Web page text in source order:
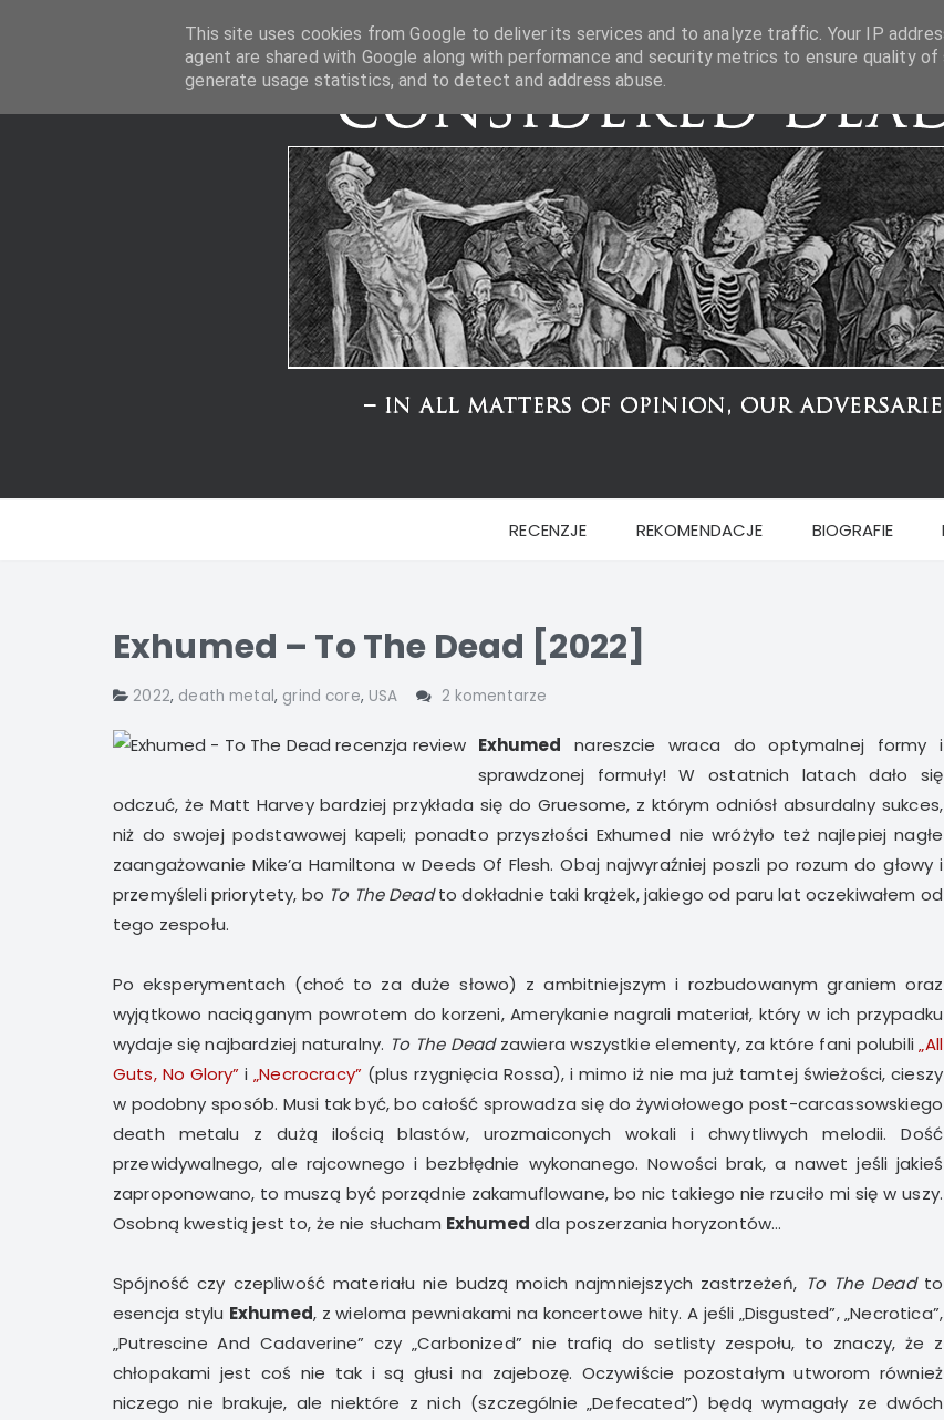
RECENZJE REKOMENDACJE BIOGRAFIE
Exhumed – To The Dead [2022]
2022, death metal, grind core, USA 2 komentarze
Exhumed nareszcie wraca do optymalnej formy i
sprawdzonej formuły! W ostatnich latach dało się
odczuć, że Matt Harvey bardziej przykłada się do Gruesome, z którym odniósł absurdalny sukces,
niż do swojej podstawowej kapeli; ponadto przyszłości Exhumed nie wróżyło też najlepiej nagłe
zaangażowanie Mike’a Hamiltona w Deeds Of Flesh. Obaj najwyraźniej poszli po rozum do głowy i
przemyśleli priorytety, bo To The Deadto dokładnie taki krążek, jakiego od paru lat oczekiwałem od
tego zespołu.
Po eksperymentach (choć to za duże słowo) z ambitniejszym i rozbudowanym graniem oraz
wyjątkowo naciąganym powrotem do korzeni, Amerykanie nagrali materiał, który w ich przypadku
wydaje się najbardziej naturalny. To The Deadzawiera wszystkie elementy, za które fani polubili„All
Guts, No Glory” i„Necrocracy”(plus rzygnięcia Rossa), i mimo iż nie ma już tamtej świeżości, cieszy
w podobny sposób. Musi tak być, bo całość sprowadza się do żywiołowego post-carcassowskiego
death metalu z dużą ilością blastów, urozmaiconych wokali i chwytliwych melodii. Dość
przewidywalnego, ale rajcownego i bezbłędnie wykonanego. Nowości brak, a nawet jeśli jakieś
zaproponowano, to muszą być porządnie zakamuflowane, bo nic takiego nie rzuciło mi się w uszy.
Osobną kwestią jest to, że nie słucham Exhumed dla poszerzania horyzontów…
Spójność czy czepliwość materiału nie budzą moich najmniejszych zastrzeżeń, To The Deadto
esencja stylu Exhumed, z wieloma pewniakami na koncertowe hity. A jeśli „Disgusted”, „Necrotica”,
„Putrescine And Cadaverine” czy „Carbonized” nie trafią do setlisty zespołu, to znaczy, że z
chłopakami jest coś nie tak i są głusi na zajebozę. Oczywiście pozostałym utworom również
niczego nie brakuje, ale niektóre z nich (szczególnie „Defecated”) będą wymagały ze dwóch
This site uses cookies from Google to deliver its services and to analyze traffic. Your IP
agent are shared with Google along with performance and security metrics to ensure quality of
generate usage statistics, and to detect and address abuse.